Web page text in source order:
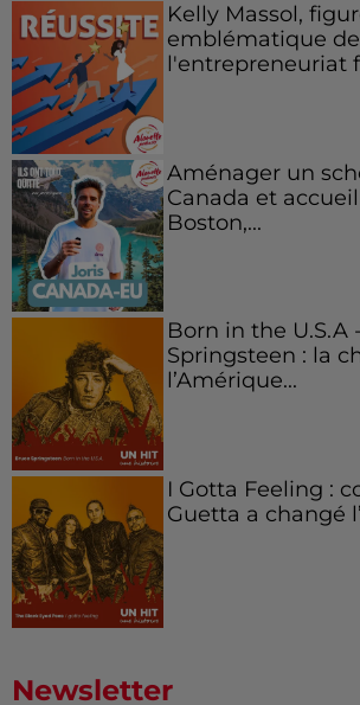
Kelly Massol,
emblématique de
l'entrepreneuriat
Aménager un
Canada et
Boston,...
Born in the U.S.A
Springsteen : la
l’Amérique...
I Gotta Feeling :
Guetta a changé
Newsletter